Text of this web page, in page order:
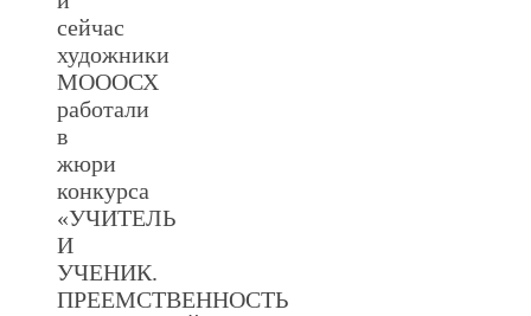
сейчас
художники
МОООСХ
работали
в
жюри
конкурса
«УЧИТЕЛЬ
И
УЧЕНИК.
ПРЕЕМСТВЕННОСТЬ